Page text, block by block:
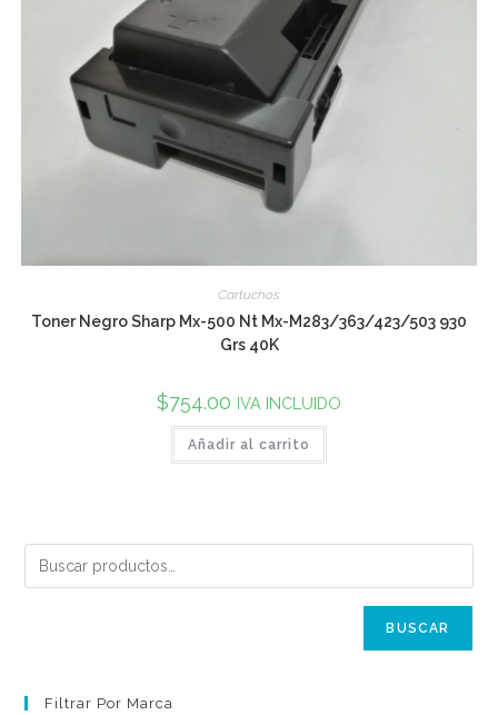
Cartuchos
Toner Negro Sharp Mx-500 Nt Mx-M283/363/423/503 930
Grs 40K
$754.00 IVA INCLUIDO
Añadir al carrito
BUSCAR
Filtrar Por Marca